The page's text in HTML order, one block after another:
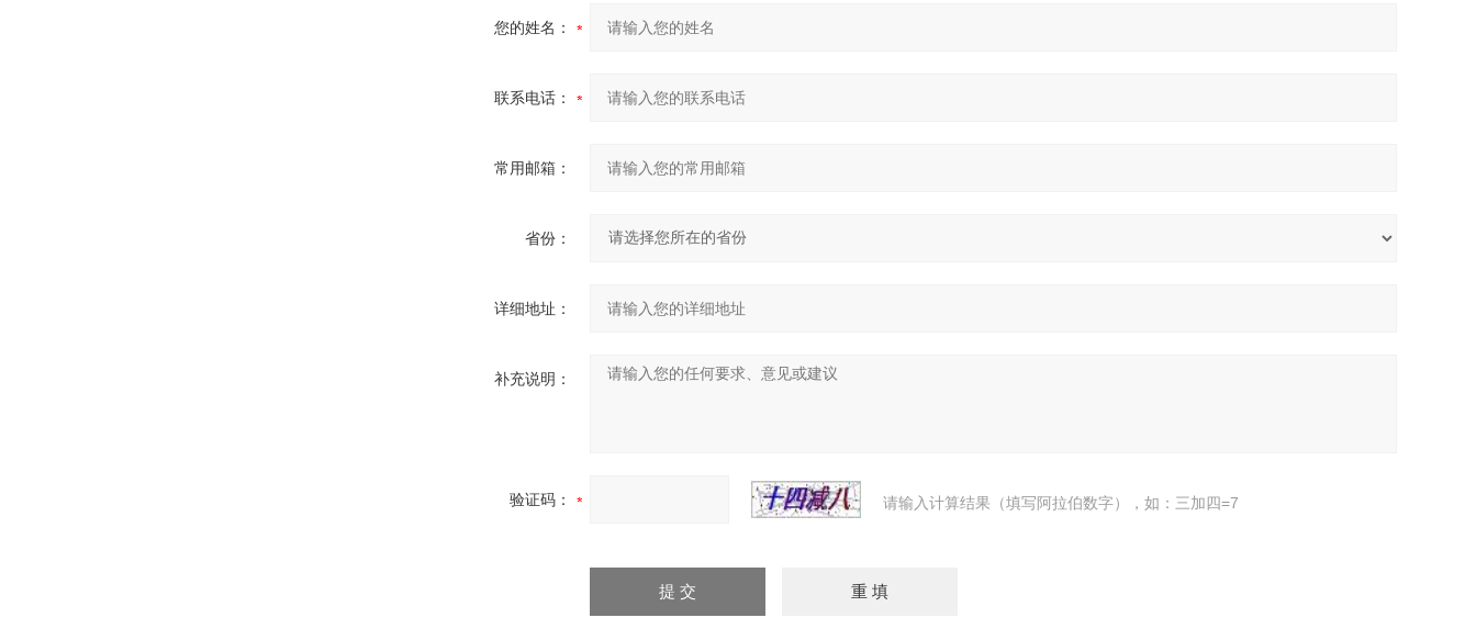
您的姓名：
联系电话：
常用邮箱：
省份：
详细地址：
补充说明：
验证码： 请输入计算结果（填写阿拉伯数字），如：三加四=7